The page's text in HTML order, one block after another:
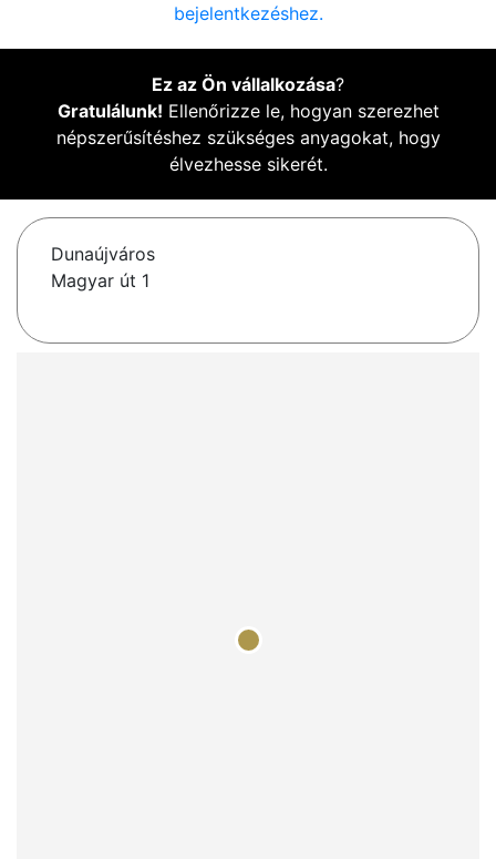
bejelentkezéshez.
Ez az Ön vállalkozása?
Gratulálunk! Ellenőrizze le, hogyan szerezhet
népszerűsítéshez szükséges anyagokat, hogy
élvezhesse sikerét.
Dunaújváros
Magyar út 1